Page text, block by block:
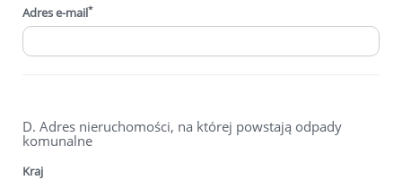
Adres e-mail*
D. Adres nieruchomości, na której powstają odpady
komunalne
Kraj